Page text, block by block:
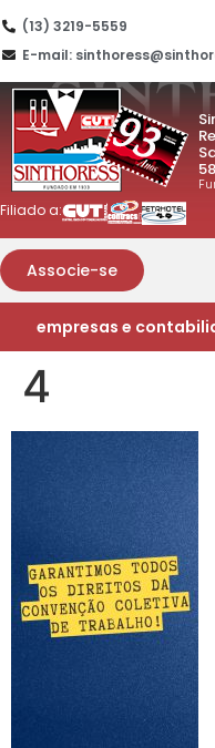
(13) 3219-5559
E-mail:
Filiado a:
Associe-se
empresas e
4